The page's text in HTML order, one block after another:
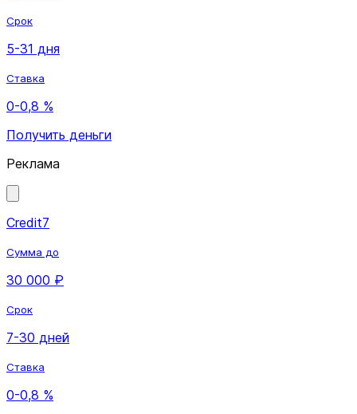
Срок
5-31 дня
Ставка
0-0,8 %
Получить деньги
Реклама
Credit7
Сумма до
30 000 ₽
Срок
7-30 дней
Ставка
0-0,8 %